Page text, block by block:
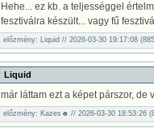
Hehe... ez kb. a teljességgel
fesztiválra készült... vagy fű
előzmény: Liquid // 2026-03-30 19:17:08
Liquid
már láttam ezt a képet párszor, de
előzmény: Kazes☻ // 2026-03-30 18:53:26